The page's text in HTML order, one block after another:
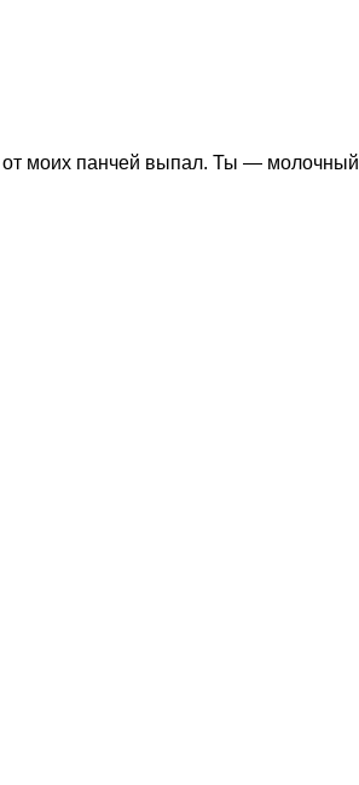
моих панчей выпал. Ты —